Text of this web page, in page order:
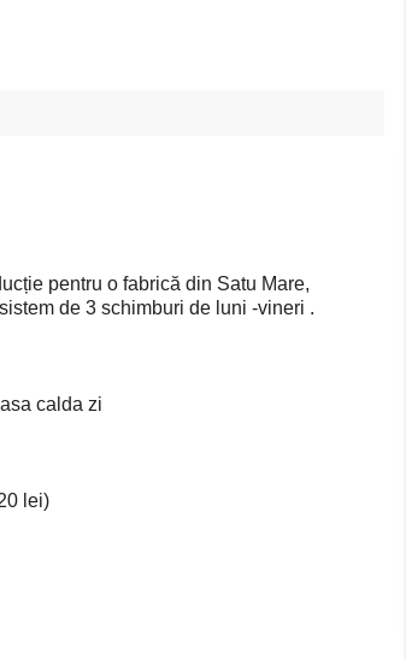
pentru o fabrică din Satu Mare,
de 3 schimburi de luni -vineri .
calda zi
lei)